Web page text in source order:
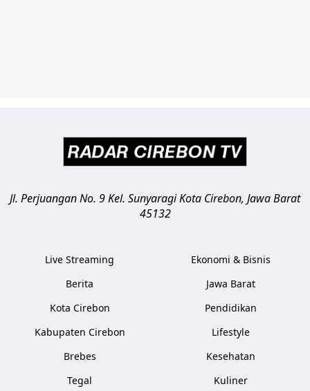
Jl. Perjuangan No. 9 Kel. SunyaragiKota Cirebon, Jawa Barat
45132
Live Streaming
Berita
Kota Cirebon
Kabupaten Cirebon
Brebes
Tegal
Ekonomi & Bisnis
Jawa Barat
Pendidikan
Lifestyle
Kesehatan
Kuliner